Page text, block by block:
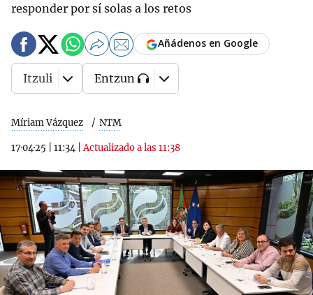
responder por sí solas a los retos
Míriam Vázquez NTM
17·04·25 11:34 |Actualizado a las 11:38
Añádenos en Google
Itzuli Entzun